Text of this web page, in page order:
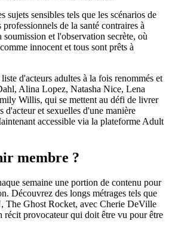
sujets sensibles tels que les scénarios de
de la santé contraires à
soumission et l'observation secrète, où
innocent et tous sont prêts à
d'acteurs adultes à la fois renommés et
Alina Lopez, Natasha Nice, Lena
Willis, qui se mettent au défi de livrer
d'acteur et sexuelles d'une manière
accessible via la plateforme Adult
membre ?
semaine une portion de contenu pour
Découvrez des longs métrages tels que
The Ghost Rocket, avec Cherie DeVille
récit provocateur qui doit être vu pour être